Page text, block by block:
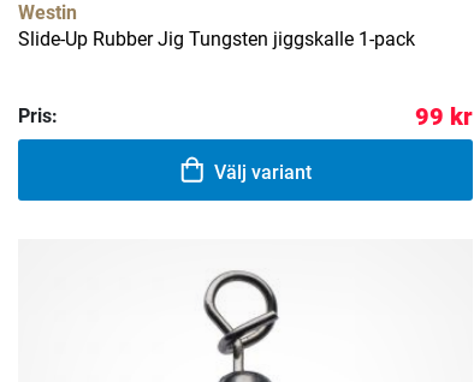
Westin
Slide-Up Rubber Jig Tungsten jiggskalle 1-pack
Pris: 99 kr
Välj variant